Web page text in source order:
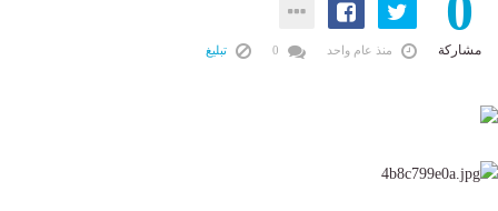
مشاركة منذ عام واحد تبليغ